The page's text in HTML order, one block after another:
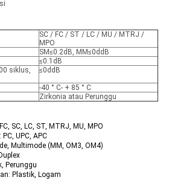
SC / FC / ST / LC / MU / MTRJ /
MPO
SM≤0.2dB, MM≤0ddB
≤0.1dB
siklus,
≤0ddB
-40 ° C- + 85 ° C
Zirkonia atau Perunggu
SC, LC, ST, MTRJ, MU, MPO
UPC, APC
Multimode (MM, OM3, OM4)
Perunggu
Plastik, Logam